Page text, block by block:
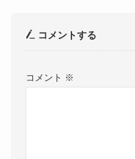
コメントする
コメント ※